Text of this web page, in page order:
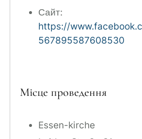
Сайт:
https://
567895587608530
Місце проведення
Essen-kirche